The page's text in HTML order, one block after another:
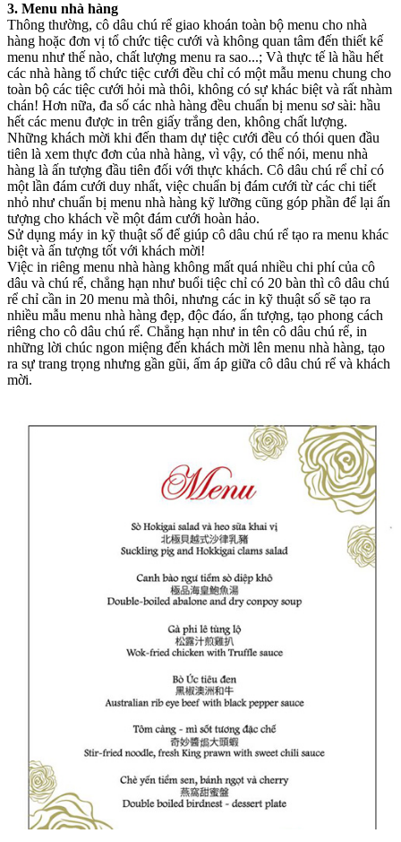
3. Menu nhà hàng
Thông thường, cô dâu chú rể giao khoán toàn bộ menu cho nhà
hàng hoặc đơn vị tổ chức tiệc cưới và không quan tâm đến thiết kế
menu như thế nào, chất lượng menu ra sao...; Và thực tế là hầu hết
các nhà hàng tổ chức tiệc cưới đều chỉ có một mẫu menu chung cho
toàn bộ các tiệc cưới hỏi mà thôi, không có sự khác biệt và rất nhàm
chán! Hơn nữa, đa số các nhà hàng đều chuẩn bị menu sơ sài: hầu
hết các menu được in trên giấy trắng den, không chất lượng.
Những khách mời khi đến tham dự tiệc cưới đều có thói quen đầu
tiên là xem thực đơn của nhà hàng, vì vậy, có thể nói, menu nhà
hàng là ấn tượng đầu tiên đối với thực khách. Cô dâu chú rể chỉ có
một lần đám cưới duy nhất, việc chuẩn bị đám cưới từ các chi tiết
nhỏ như chuẩn bị menu nhà hàng kỹ lưỡng cũng góp phần để lại ấn
tượng cho khách về một đám cưới hoàn hảo.
Sử dụng máy in kỹ thuật số để giúp cô dâu chú rể tạo ra menu khác
biệt và ấn tượng tốt với khách mời!
Việc in riêng menu nhà hàng không mất quá nhiều chi phí của cô
dâu và chú rể, chẳng hạn như buổi tiệc chỉ có 20 bàn thì cô dâu chú
rể chỉ cần in 20 menu mà thôi, nhưng các in kỹ thuật số sẽ tạo ra
nhiều mẫu menu nhà hàng đẹp, độc đáo, ấn tượng, tạo phong cách
riêng cho cô dâu chú rể. Chẳng hạn như in tên cô dâu chú rể, in
những lời chúc ngon miệng đến khách mời lên menu nhà hàng, tạo
ra sự trang trọng nhưng gần gũi, ấm áp giữa cô dâu chú rể và khách
mời.